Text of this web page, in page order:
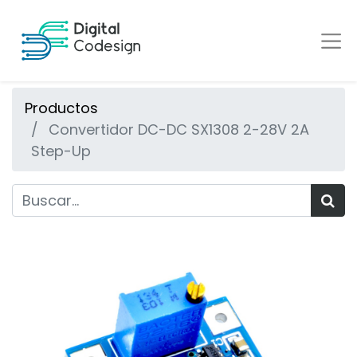
Productos
Convertidor DC-DC SX1308 2-28V 2A
Step-Up